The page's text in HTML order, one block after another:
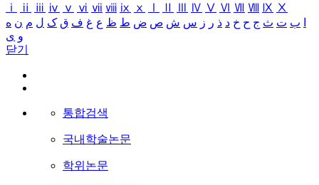
ⅰ
ⅱ ⅲ ⅳ ⅴ ⅵ ⅶ ⅷ ⅸ ⅹ Ⅳ Ⅴ Ⅵ Ⅶ Ⅷ Ⅸ Ⅹ
ب ت ث ج ح خ د ذ ر ز س ش ص ض ط ظ ع غ ف ق ک ل م ن ه
و ی
닫기
통합검색
국내학술논문
학위논문